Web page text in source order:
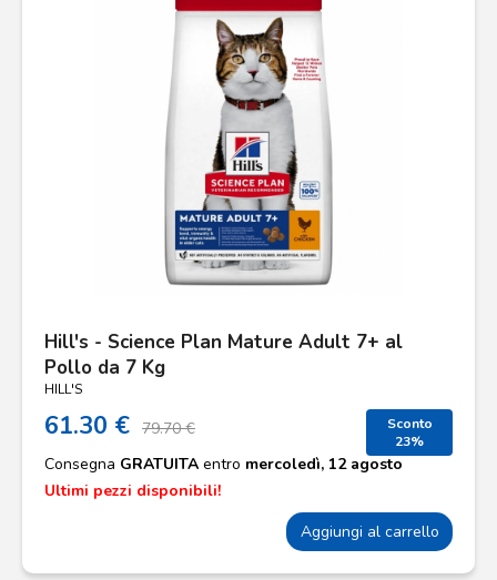
Hill's - Science Plan Mature Adult 7+ al
Pollo da 7 Kg
HILL'S
61.30 € 79.70 €
Sconto
23%
Consegna GRATUITA entro mercoledì, 12 agosto
Ultimi pezzi disponibili!
Aggiungi al carrello